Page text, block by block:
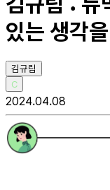
있는 생각
김규림
C
2024.04.08